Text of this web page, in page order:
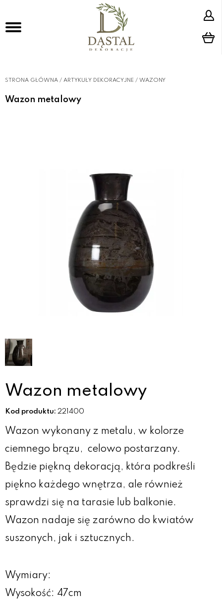
STRONA GŁÓWNA / ARTYKUŁY DEKORACYJNE / WAZONY
Wazon metalowy
Wazon metalowy
Kod produktu: 221400
Wazon wykonany z metalu, w kolorze
ciemnego brązu, celowo postarzany.
Będzie piękną dekoracją, która podkreśli
piękno każdego wnętrza, ale również
sprawdzi się na tarasie lub balkonie.
Wazon nadaje się zarówno do kwiatów
suszonych, jak i sztucznych.
Wymiary:
Wysokość: 47cm